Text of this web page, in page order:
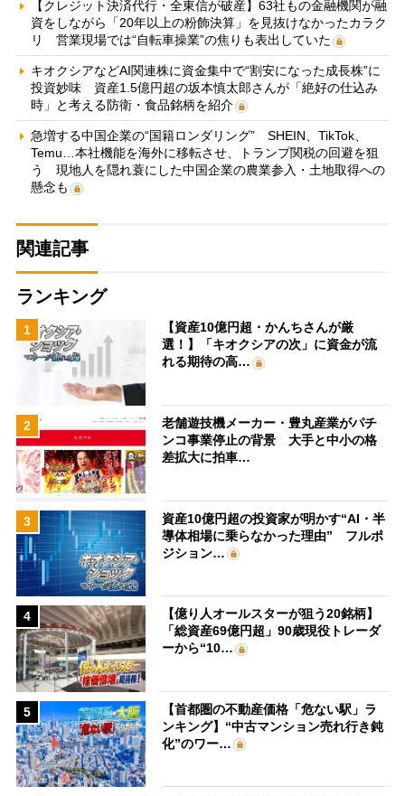
【クレジット決済代行・全東信が破産】63社もの金融機関が融
資をしながら「20年以上の粉飾決算」を見抜けなかったカラク
リ 営業現場では“自転車操業”の焦りも表出していた
キオクシアなどAI関連株に資金集中で“割安になった成長株”に
投資妙味 資産1.5億円超の坂本慎太郎さんが「絶好の仕込み
時」と考える防衛・食品銘柄を紹介
急増する中国企業の“国籍ロンダリング” SHEIN、TikTok、
Temu…本社機能を海外に移転させ、トランプ関税の回避を狙
う 現地人を隠れ蓑にした中国企業の農業参入・土地取得への
懸念も
関連記事
ランキング
1
【資産10億円超・かんちさんが厳
選！】「キオクシアの次」に資金が流
れる期待の高…
2
老舗遊技機メーカー・豊丸産業がパチ
ンコ事業停止の背景 大手と中小の格
差拡大に拍車…
3
資産10億円超の投資家が明かす“AI・半
導体相場に乗らなかった理由” フルポ
ジション…
4
【億り人オールスターが狙う20銘柄】
「総資産69億円超」90歳現役トレーダ
ーから“10…
5
【首都圏の不動産価格「危ない駅」ラ
ンキング】“中古マンション売れ行き鈍
化”のワー…